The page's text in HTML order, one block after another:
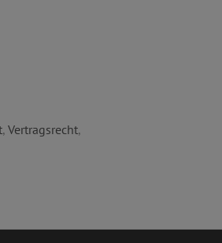
, Vertragsrecht,